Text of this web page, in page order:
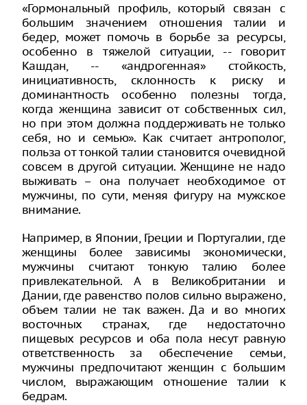
«Гормональный профиль, который связан с
большим значением отношения талии и
бедер, может помочь в борьбе за ресурсы,
особенно в тяжелой ситуации, -- говорит
Кашдан, -- «андрогенная» стойкость,
инициативность, склонность к риску и
доминантность особенно полезны тогда,
когда женщина зависит от собственных сил,
но при этом должна поддерживать не только
себя, но и семью». Как считает антрополог,
польза от тонкой талии становится очевидной
совсем в другой ситуации. Женщине не надо
выживать – она получает необходимое от
мужчины, по сути, меняя фигуру на мужское
внимание.
Например, в Японии, Греции и Португалии, где
женщины более зависимы экономически,
мужчины считают тонкую талию более
привлекательной. А в Великобритании и
Дании, где равенство полов сильно выражено,
объем талии не так важен. Да и во многих
восточных странах, где недостаточно
пищевых ресурсов и оба пола несут равную
ответственность за обеспечение семьи,
мужчины предпочитают женщин с большим
числом, выражающим отношение талии к
бедрам.